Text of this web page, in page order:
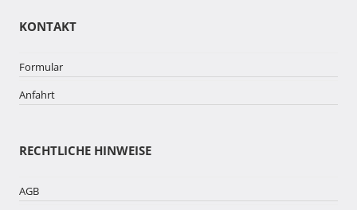
KONTAKT
Formular
Anfahrt
RECHTLICHE HINWEISE
AGB